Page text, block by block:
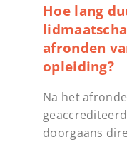
Hoe lang
afronden
opleiding?
Na het
doorgaans